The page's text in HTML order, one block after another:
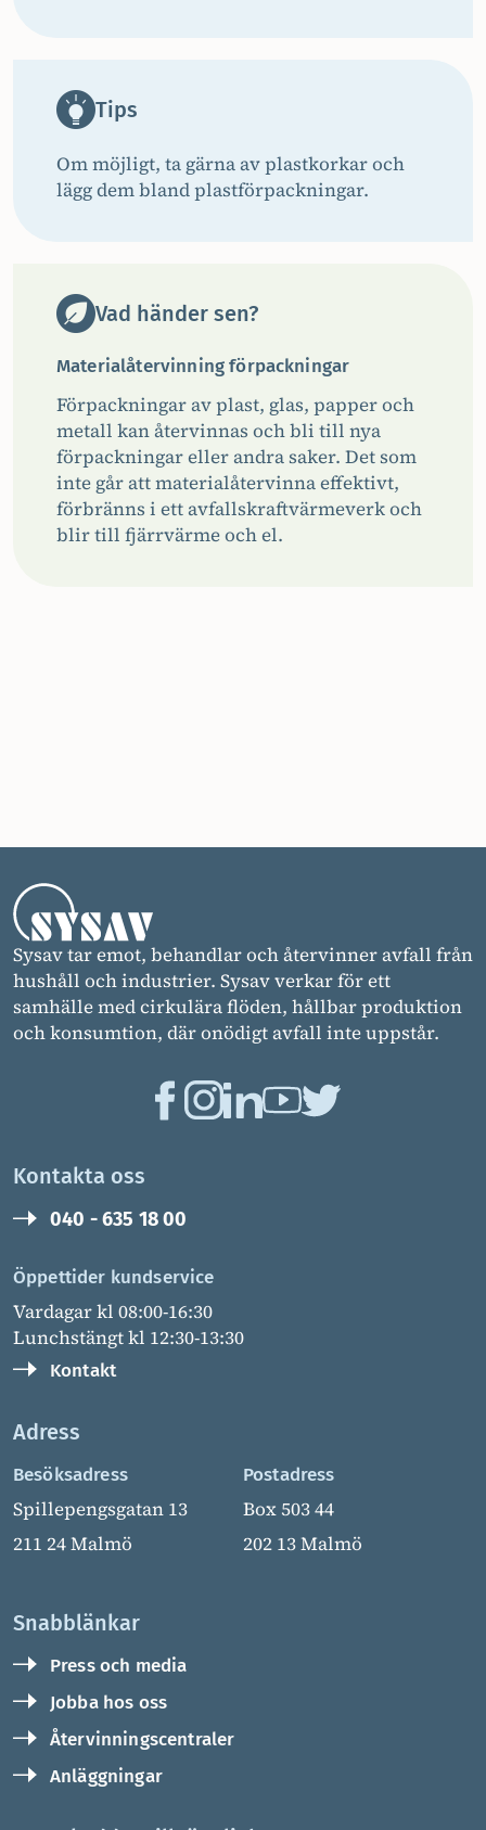
Tips
Om möjligt, ta gärna av plastkorkar och
lägg dem bland plastförpackningar.
Vad händer sen?
Materialåtervinning förpackningar
Förpackningar av plast, glas, papper och
metall kan återvinnas och bli till nya
förpackningar eller andra saker. Det som
inte går att materialåtervinna effektivt,
förbränns i ett avfallskraftvärmeverk och
blir till fjärrvärme och el.
Sysav tar emot, behandlar och återvinner avfall från
hushåll och industrier. Sysav verkar för ett
samhälle med cirkulära flöden, hållbar produktion
och konsumtion, där onödigt avfall inte uppstår.
Kontakta oss
040 - 635 18 00
Öppettider kundservice
Vardagar kl 08:00-16:30
Lunchstängt kl 12:30-13:30
Kontakt
Adress
Besöksadress
Spillepengsgatan 13
211 24 Malmö
Postadress
Box 503 44
202 13 Malmö
Snabblänkar
Press och media
Jobba hos oss
Återvinningscentraler
Anläggningar